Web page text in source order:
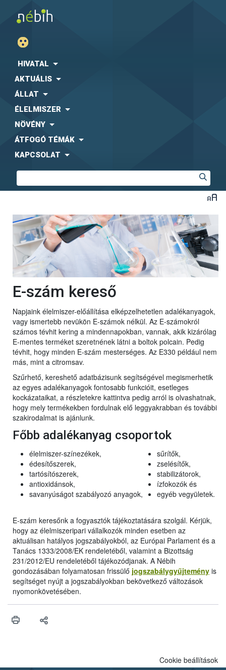
HIVATAL
AKTUÁLIS
ÁLLAT
ÉLELMISZER
NÖVÉNY
ÁTFOGÓ TÉMÁK
KAPCSOLAT
E-szám kereső
Napjaink élelmiszer-előállítása elképzelhetetlen adalékanyagok,
vagy ismertebb nevükön E-számok nélkül. Az E-számokról
számos tévhit kering a mindennapokban, vannak, akik kizárólag
E-mentes terméket szeretnének látni a boltok polcain. Pedig
tévhit, hogy minden E-szám mesterséges. Az E330 például nem
más, mint a citromsav.
Szűrhető, kereshető adatbázisunk segítségével megismerhetik
az egyes adalékanyagok fontosabb funkcióit, esetleges
kockázataikat, a részletekre kattintva pedig arról is olvashatnak,
hogy mely termékekben fordulnak elő leggyakrabban és további
szakirodalmat is ajánlunk.
Főbb adalékanyag csoportok
élelmiszer-színezékek,
édesítőszerek,
tartósítószerek,
antioxidánsok,
savanyúságot szabályozó anyagok,
sűrítők,
zselésítők,
stabilizátorok,
ízfokozók és
egyéb vegyületek.
E-szám keresőnk a fogyasztók tájékoztatására szolgál. Kérjük,
hogy az élelmiszeripari vállalkozók minden esetben az
aktuálisan hatályos jogszabályokból, az Európai Parlament és a
Tanács 1333/2008/EK rendeletéből, valamint a Bizottság
231/2012/EU rendeletéből tájékozódjanak. A Nébih
gondozásában folyamatosan frissülő jogszabálygyűjtemény is
segítséget nyújt a jogszabályokban bekövetkező változások
nyomonkövetésében.
Cookie beállítások